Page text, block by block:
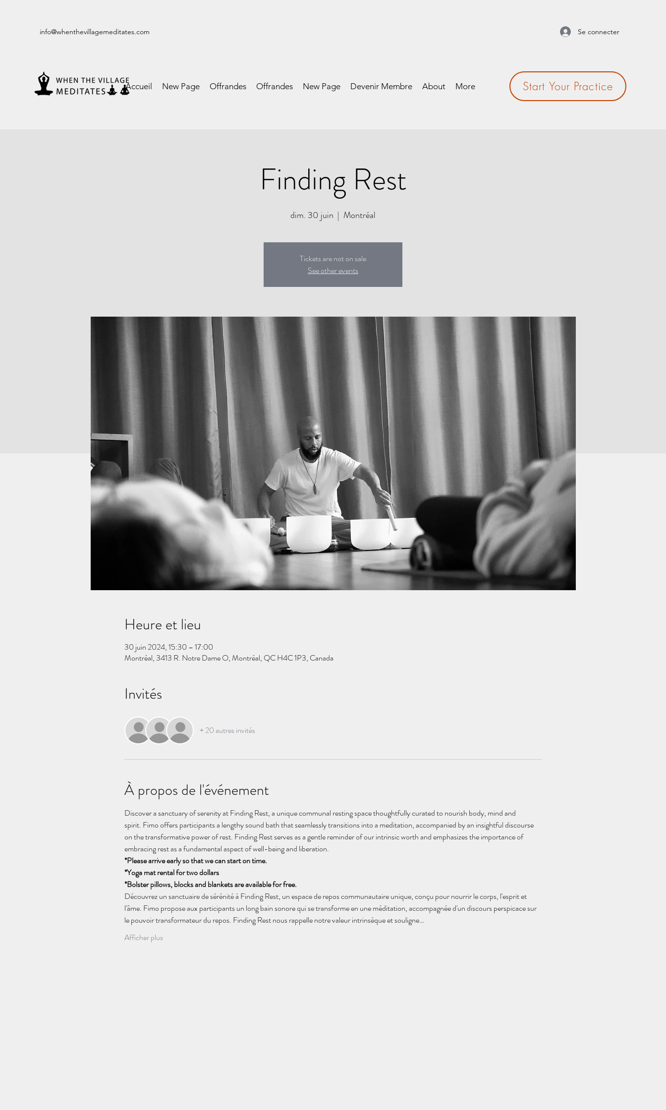
info@whenthevillagemeditates.com Se connecter
Accueil New Page Offrandes Offrandes New Page Devenir Membre About More Start Your Practice
Finding Rest
dim. 30 juin
  |
Montréal
Tickets are not on sale
See other events
Heure et lieu
30 juin 2024, 15:30 – 17:00
Montréal, 3413 R. Notre Dame O, Montréal, QC H4C 1P3, Canada
Invités
+ 20 autres invités
À propos de l'événement
Discover a sanctuary of serenity at Finding Rest, a unique communal resting space thoughtfully curated to nourish body, mind and
spirit. Fimo offers participants a lengthy sound bath that seamlessly transitions into a meditation, accompanied by an insightful discourse
on the transformative power of rest. Finding Rest serves as a gentle reminder of our intrinsic worth and emphasizes the importance of
embracing rest as a fundamental aspect of well-being and liberation.
*Please arrive early so that we can start on time.
*Yoga mat rental for two dollars
*Bolster pillows, blocks and blankets are available for free.
Découvrez un sanctuaire de sérénité à Finding Rest, un espace de repos communautaire unique, conçu pour nourrir le corps, l'esprit et
l'âme. Fimo propose aux participants un long bain sonore qui se transforme en une méditation, accompagnée d'un discours perspicace sur
le pouvoir transformateur du repos. Finding Rest nous rappelle notre valeur intrinsèque et souligne…
Afficher plus